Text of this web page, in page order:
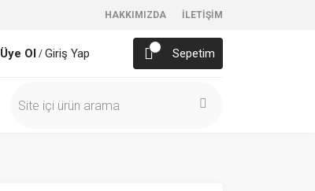
HAKKIMIZDA İLETİŞİM
Üye Ol / Giriş Yap Sepetim